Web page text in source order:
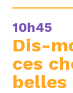
10h45
Dis-
ces
belles